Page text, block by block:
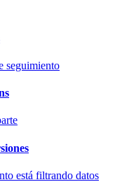
seguimiento
está filtrando datos